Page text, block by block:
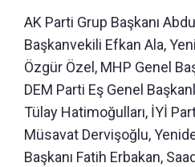
AK Parti Grup Başkanı
Başkanvekili Efkan Ala,
Özgür Özel, MHP Genel
DEM Parti Eş Genel
Tülay Hatimoğulları, İYİ
Müsavat Dervişoğlu,
Başkanı Fatih Erbakan,